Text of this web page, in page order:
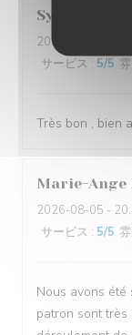
Sylvette
2026-08-05
サービス : 5/5
Très bon , bien
Marie-Ange
2026-08-05 -
サービス : 5/5
Nous avons
patron sont